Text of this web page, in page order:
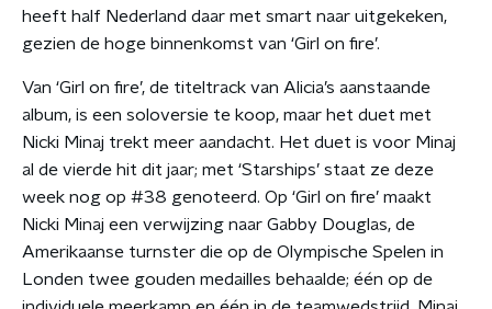
heeft half Nederland daar met smart naar uitgekeken,
gezien de hoge binnenkomst van ‘Girl on fire’.
Van ‘Girl on fire’, de titeltrack van Alicia’s aanstaande
album, is een soloversie te koop, maar het duet met
Nicki Minaj trekt meer aandacht. Het duet is voor Minaj
al de vierde hit dit jaar; met ‘Starships’ staat ze deze
week nog op #38 genoteerd. Op ‘Girl on fire’ maakt
Nicki Minaj een verwijzing naar Gabby Douglas, de
Amerikaanse turnster die op de Olympische Spelen in
Londen twee gouden medailles behaalde; één op de